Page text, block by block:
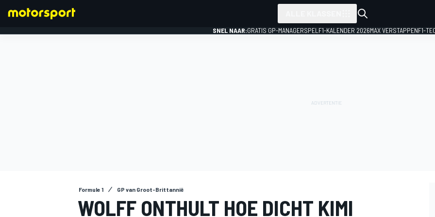
SNEL NAAR:GRATIS GP-MANAGERSPEL F1-KALENDER 2026MAX VERSTAPPENF1-
Formule 1 GP van Groot-Brittannië
WOLFF ONTHULT HOE DICHT KIMI